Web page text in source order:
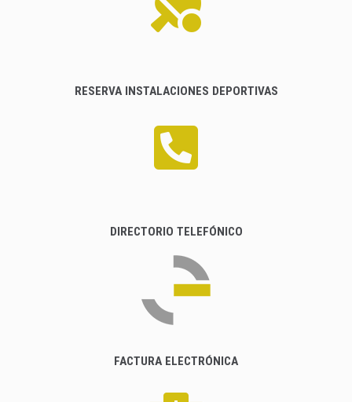
RESERVA INSTALACIONES DEPORTIVAS
DIRECTORIO TELEFÓNICO
FACTURA ELECTRÓNICA